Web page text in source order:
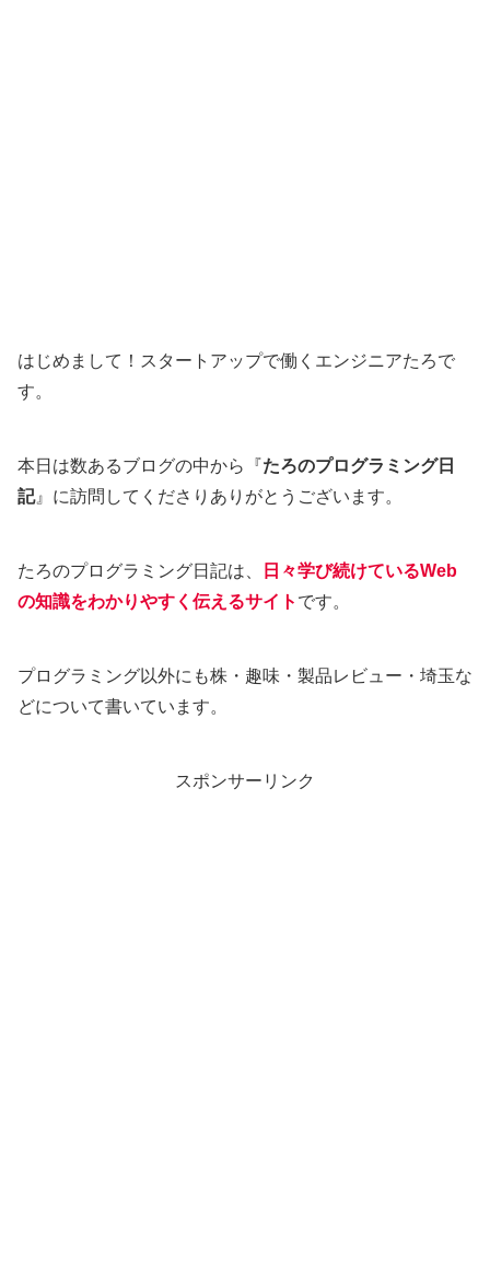
はじめまして！スタートアップで働くエンジニアたろで
す。
本日は数あるブログの中から『たろのプログラミング日
記』に訪問してくださりありがとうございます。
たろのプログラミング日記は、
日々学び続けているWeb
の知識をわかりやすく伝えるサイト です。
プログラミング以外にも株・趣味・製品レビュー・埼玉な
どについて書いています。
スポンサーリンク